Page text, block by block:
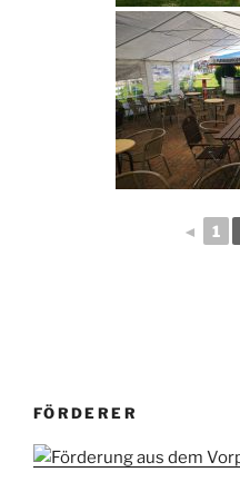
◄ 1
FÖRDERER